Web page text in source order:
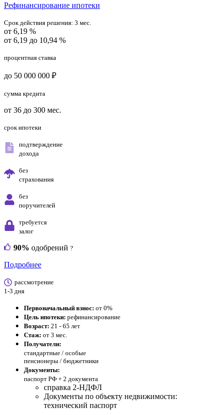
Рефинансирование ипотеки
Срок действия решения: 3 мес.
от 6,19 %
от 6,19 до 10,94 %
процентная ставка
до 50 000 000 ₽
сумма кредита
от 36 до 300 мес.
срок ипотеки
подтверждение
дохода
без
страхования
без
поручителей
требуется
залог
90% одобрений ?
Подробнее
рассмотрение
1-3 дня
Первоначальный взнос: от 0%
Цель ипотеки: рефинансирование
Возраст: 21 - 65 лет
Стаж: от 3 мес.
Получатели:
стандартные / особые
пенсионеры / бюджетники
Документы:
паспорт РФ + 2 документа
справка 2-НДФЛ
Документы по объекту недвижимости:
технический паспорт